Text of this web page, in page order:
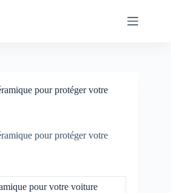
pour protéger votre
pour protéger votre
pour votre voiture